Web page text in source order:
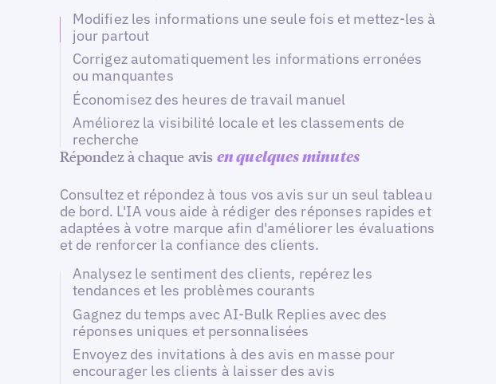
Modifiez les informations une seule fois et mettez-les à
jour partout
Corrigez automatiquement les informations erronées
ou manquantes
Économisez des heures de travail manuel
Améliorez la visibilité locale et les classements de
recherche
Répondez à chaque avis en quelques minutes
Consultez et répondez à tous vos avis sur un seul tableau
de bord. L'IA vous aide à rédiger des réponses rapides et
adaptées à votre marque afin d'améliorer les évaluations
et de renforcer la confiance des clients.
Analysez le sentiment des clients, repérez les
tendances et les problèmes courants
Gagnez du temps avec AI-Bulk Replies avec des
réponses uniques et personnalisées
Envoyez des invitations à des avis en masse pour
encourager les clients à laisser des avis